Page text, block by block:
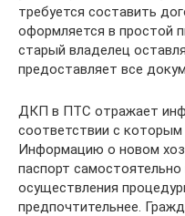
требуется составить
оформляется в простой
старый владелец
предоставляет все
ДКП в ПТС отражает
соответствии с
Информацию о новом
паспорт
осуществления
предпочтительнее.